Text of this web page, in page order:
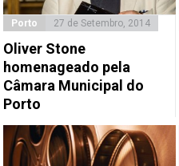
Porto 27 de Setembro, 2014
Oliver Stone
homenageado pela
Câmara Municipal do
Porto